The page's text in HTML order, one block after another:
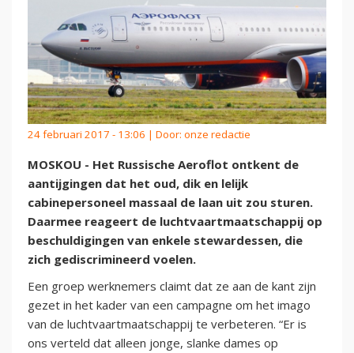
24 februari 2017 - 13:06 | Door: onze redactie
MOSKOU - Het Russische Aeroflot ontkent de
aantijgingen dat het oud, dik en lelijk
cabinepersoneel massaal de laan uit zou sturen.
Daarmee reageert de luchtvaartmaatschappij op
beschuldigingen van enkele stewardessen, die
zich gediscrimineerd voelen.
Een groep werknemers claimt dat ze aan de kant zijn
gezet in het kader van een campagne om het imago
van de luchtvaartmaatschappij te verbeteren. “Er is
ons verteld dat alleen jonge, slanke dames op